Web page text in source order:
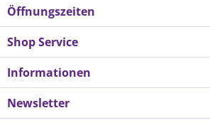
Öffnungszeiten
Shop Service
Informationen
Newsletter